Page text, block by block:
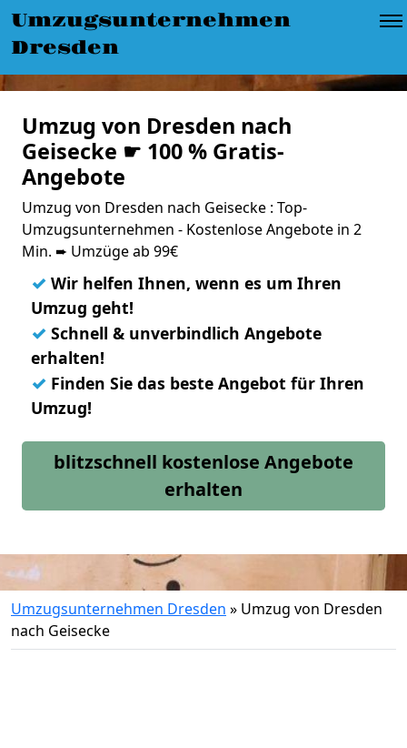
Umzugsunternehmen
Dresden
Umzug von Dresden nach
Geisecke ☛ 100 % Gratis-
Angebote
Umzug von Dresden nach Geisecke : Top-
Umzugsunternehmen - Kostenlose Angebote in 2
Min. ➨ Umzüge ab 99€
✓ Wir helfen Ihnen, wenn es um Ihren
Umzug geht!
✓ Schnell & unverbindlich Angebote
erhalten!
✓ Finden Sie das beste Angebot für Ihren
Umzug!
blitzschnell kostenlose Angebote
erhalten
Umzugsunternehmen Dresden » Umzug von Dresden
nach Geisecke